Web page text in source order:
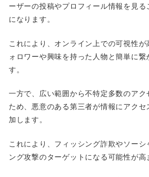
ーザーの投稿やプロフィール情報を見る
になります。
これにより、オンライン上での可視性が
ォロワーや興味を持った人物と簡単に繋
す。
一方で、広い範囲から不特定多数のアク
ため、悪意のある第三者が情報にアク
加します。
これにより、フィッシング詐欺やソーシ
ング攻撃のターゲットになる可能性が高